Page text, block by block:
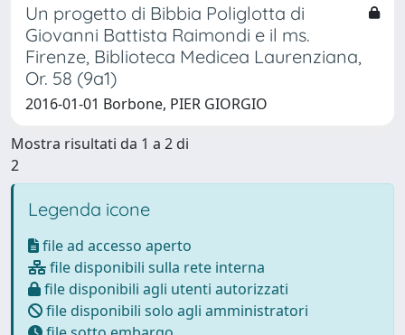
Un progetto di Bibbia Poliglotta di
Giovanni Battista Raimondi e il ms.
Firenze, Biblioteca Medicea Laurenziana,
Or. 58 (9a1)
2016-01-01 Borbone, PIER GIORGIO
Mostra risultati da 1 a 2 di
2
Legenda icone
file ad accesso aperto
file disponibili sulla rete interna
file disponibili agli utenti autorizzati
file disponibili solo agli amministratori